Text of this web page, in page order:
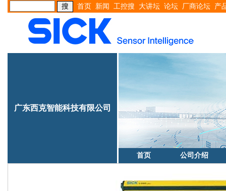
首页 新闻 工控搜 大讲坛 论坛 厂商论坛 产
广东西克智能科技有限公司
首页 公司介绍